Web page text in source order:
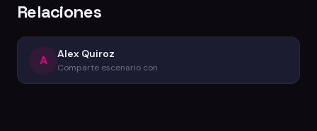
Relaciones
A Alex Quiroz
Comparte escenario con